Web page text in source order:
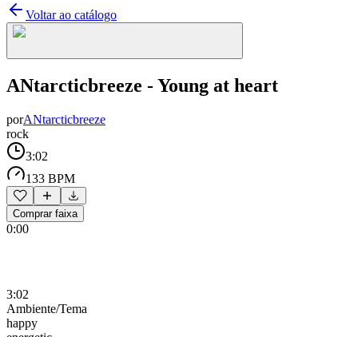
Voltar ao catálogo
ANtarcticbreeze - Young at heart
porANtarcticbreeze
rock
3:02
133 BPM
Comprar faixa
0:00
3:02
Ambiente/Tema
happy